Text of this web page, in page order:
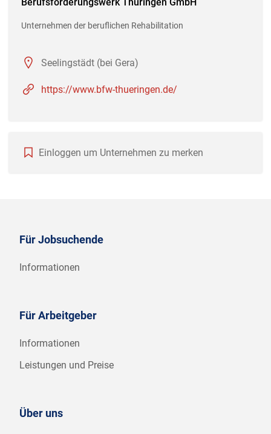
Unternehmen der beruflichen Rehabilitation
Seelingstädt (bei Gera)
https://www.bfw-thueringen.de/
Einloggen um Unternehmen zu merken
Für Jobsuchende
Informationen
Für Arbeitgeber
Informationen
Leistungen und Preise
Über uns